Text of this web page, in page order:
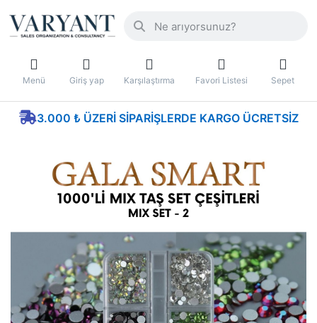
Menü Giriş yap Karşılaştırma Favori Listesi Sepet
3.000 ₺ ÜZERI SIPARIŞLERDE KARGO ÜCRETSIZ